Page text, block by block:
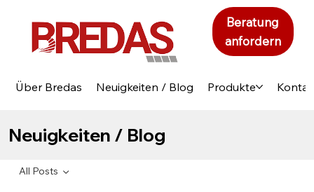
Über Bredas Neuigkeiten / Blog Produkte
Beratung
anfordern
Neuigkeiten / Blog
All Posts